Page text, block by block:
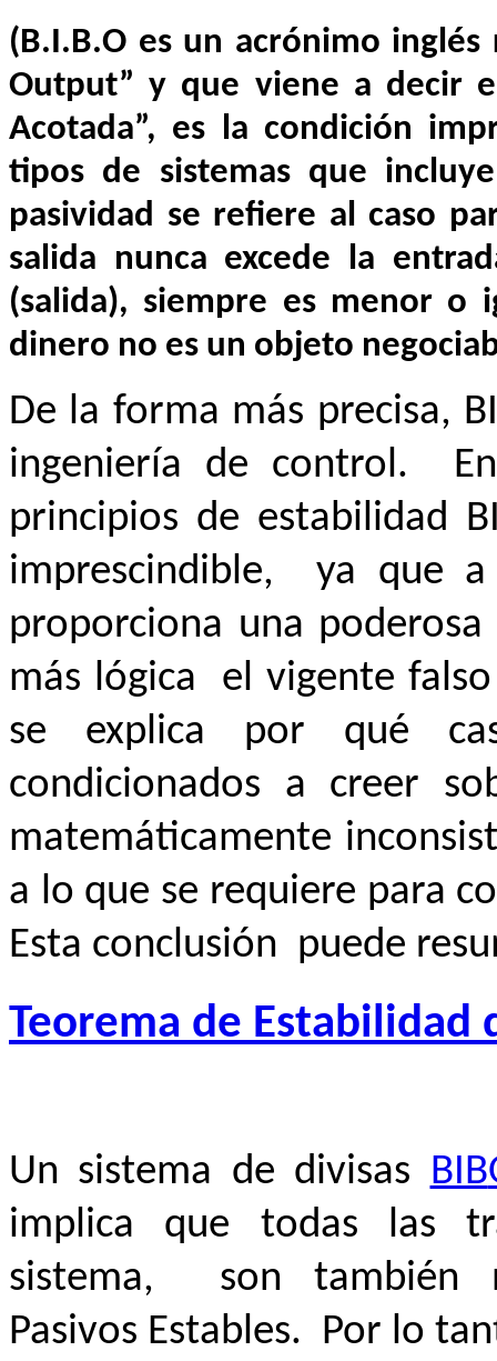
(B.I.B.O es un acrónimo
Output” y que viene a decir
Acotada”, es la condición
tipos de sistemas que
pasividad se refiere al caso
salida nunca excede la
(salida), siempre es menor
dinero no es un objeto
De la forma más precisa,
ingeniería de control.
principios de estabilidad
imprescindible, ya que
proporciona una
más lógica el vigente
se explica por qué
condicionados a creer
matemáticamente
a lo que se requiere para
Esta conclusión puede
Teorema de Estabilidad
Un sistema de divisas BIB
implica que todas las
sistema, son también
Pasivos Estables. Por lo